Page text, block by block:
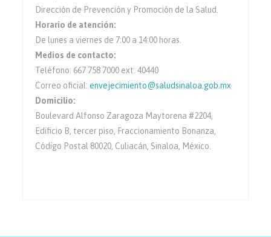
Dirección de Prevención y Promoción de la Salud.
Horario de atención:
De lunes a viernes de 7:00 a 14:00 horas.
Medios de contacto:
Teléfono: 667 758 7000 ext. 40440
Correo oficial:envejecimiento@saludsinaloa.gob.mx
Domicilio:
Boulevard Alfonso Zaragoza Maytorena #2204,
Edificio B, tercer piso, Fraccionamiento Bonanza,
Código Postal 80020, Culiacán, Sinaloa, México.